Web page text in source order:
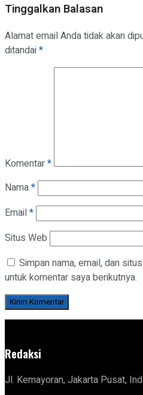
Tinggalkan Balasan
Alamat email Anda tidak akan
ditandai*
Komentar*
Nama*
Email*
Situs Web
Simpan nama, email, dan
untuk komentar saya berikutnya.
Redaksi
Jl. Kemayoran, Jakarta Pusat,